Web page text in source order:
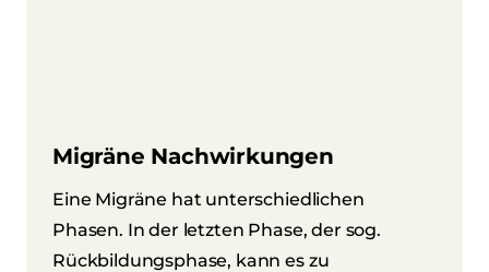
Migräne Nachwirkungen
Eine Migräne hat unterschiedlichen
Phasen. In der letzten Phase, der sog.
Rückbildungsphase, kann es zu